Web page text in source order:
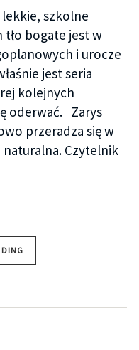
szkolne
tło bogate jest w
i urocze
jest seria
kolejnych
oderwać. Zarys
przeradza się w
naturalna. Czytelnik